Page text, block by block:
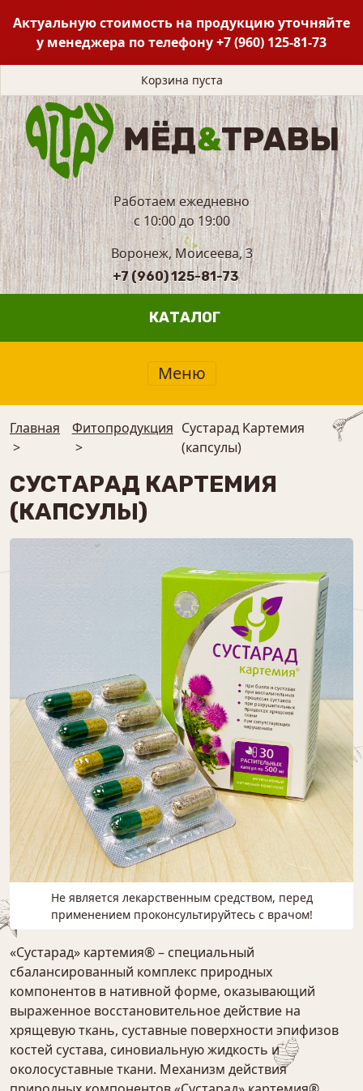
Актуальную стоимость на продукцию уточняйте
у менеджера по телефону+7 (960) 125-81-73
Корзина пуста
Работаем ежедневно
с 10:00 до 19:00
Воронеж, Моисеева, 3
+7 (960) 125-81-73
КАТАЛОГ
Меню
Главная
>
Фитопродукция
>
Сустарад Картемия
(капсулы)
СУСТАРАД КАРТЕМИЯ
(КАПСУЛЫ)
Не является лекарственным средством, перед
применением проконсультируйтесь с врачом!
«Сустарад» картемия® – специальный
сбалансированный комплекс природных
компонентов в нативной форме, оказывающий
выраженное восстановительное действие на
хрящевую ткань, суставные поверхности эпифизов
костей сустава, синовиальную жидкость и
околосуставные ткани. Механизм действия